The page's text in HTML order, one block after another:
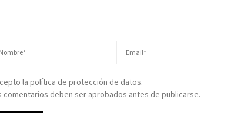
la política de protección de datos.
comentarios deben ser aprobados antes de publicarse.